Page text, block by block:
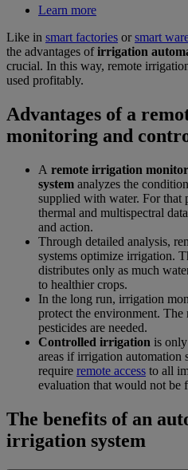
Learn more
Like in smart factories orsmart
the advantages ofirrigation
crucial. In this way, remote
used profitably.
Advantages of a
monitoring and
A remote irrigation
system analyzes the
supplied with water. For that
thermal and multispectral
and action.
Through detailed analysis,
systems optimize irrigation.
distributes only as much
to healthier crops.
In the long run, irrigation
protect the environment.
pesticides are needed.
Controlled irrigation is
areas if irrigation automation
require remote access to all
evaluation that would not be
The benefits of an
irrigation system